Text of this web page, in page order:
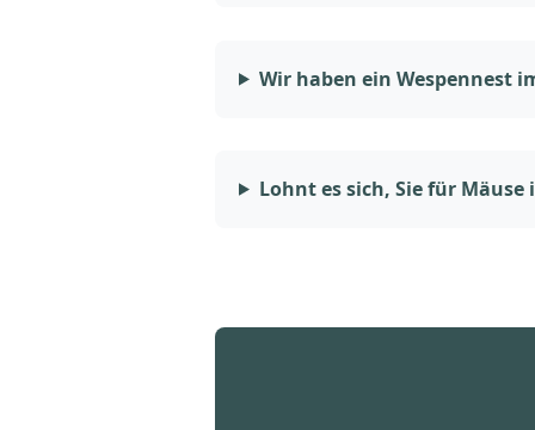
Wir haben ein Wespennest
Lohnt es sich, Sie für Mäuse